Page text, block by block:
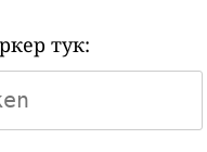
тук: